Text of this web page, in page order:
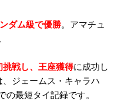
ダム級で優勝。アマチュ
戦し、王座獲得に成功し
ジェームス・キャラハ
最短タイ記録です。